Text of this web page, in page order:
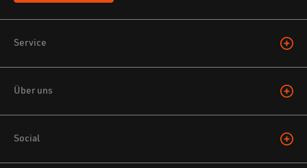
Service
Über uns
Social